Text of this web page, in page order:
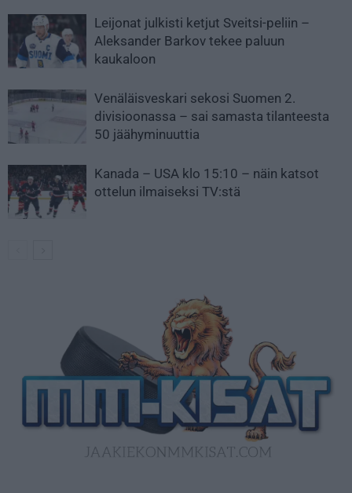
Leijonat julkisti ketjut Sveitsi-peliin –
Aleksander Barkov tekee paluun
kaukaloon
Venäläisveskari sekosi Suomen 2.
divisioonassa – sai samasta tilanteesta
50 jäähyminuuttia
Kanada – USA klo 15:10 – näin katsot
ottelun ilmaiseksi TV:stä